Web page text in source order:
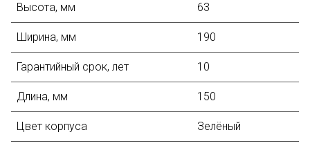
Высота, мм 63
Ширина, мм 190
Гарантийный срок, лет 10
Длина, мм 150
Цвет корпуса Зелёный